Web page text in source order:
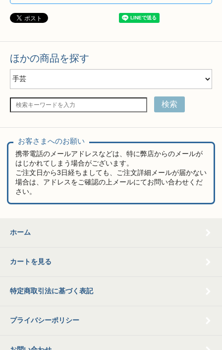
ほかの商品を探す
検索
お客さまへのお願い
携帯電話のメールアドレスなどは、特に弊店からのメールが
はじかれてしまう場合がございます。
ご注文日から3日経ちましても、ご注文詳細メールが届かない
場合は、アドレスをご確認の上メールにてお問い合わせくだ
さい。
ホーム
カートを見る
特定商取引法に基づく表記
プライバシーポリシー